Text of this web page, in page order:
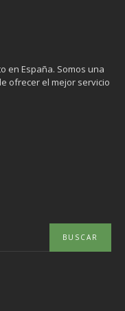
en España. Somos una
ofrecer el mejor servicio